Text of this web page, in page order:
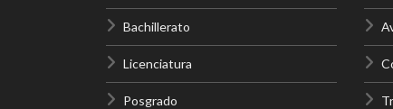
Bachillerato
Licenciatura
Posgrado